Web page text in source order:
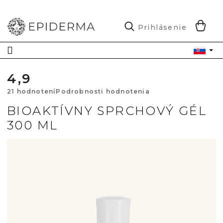
obsah
Prihlásenie
4,9Priemerné
hodnotenie
produktu
21 hodnoteníPodrobnosti hodnotenia
BIOAKTÍVNY SPRCHOVÝ GÉL
300 ML